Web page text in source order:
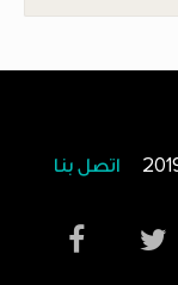
اتصل بنا